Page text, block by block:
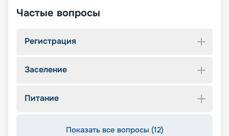
Частые вопросы
Регистрация
Заселение
Питание
Показать все вопросы (12)